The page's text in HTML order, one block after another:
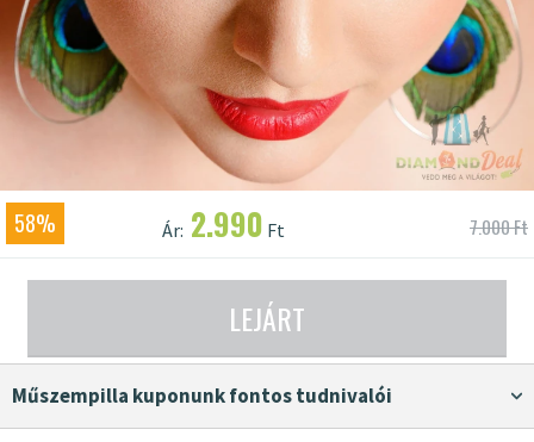
58% Ár: 2.990 Ft 7.000 Ft
LEJÁRT
Műszempilla kuponunk fontos tudnivalói